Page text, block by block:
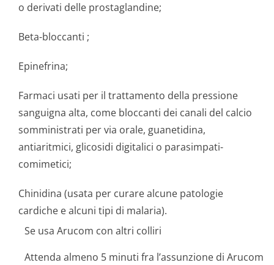
o derivati delle prostaglandine;
Beta-bloccanti ;
Epinefrina;
Farmaci usati per il trattamento della pressione
sanguigna alta, come bloccanti dei canali del calcio
somministrati per via orale, guanetidina,
antiaritmici, glicosidi digitalici o parasimpati­
comimetici;
Chinidina (usata per curare alcune patologie
cardiche e alcuni tipi di malaria).
Se usa Arucom con altri colliri
Attenda almeno 5 minuti fra l’assunzione di Arucom